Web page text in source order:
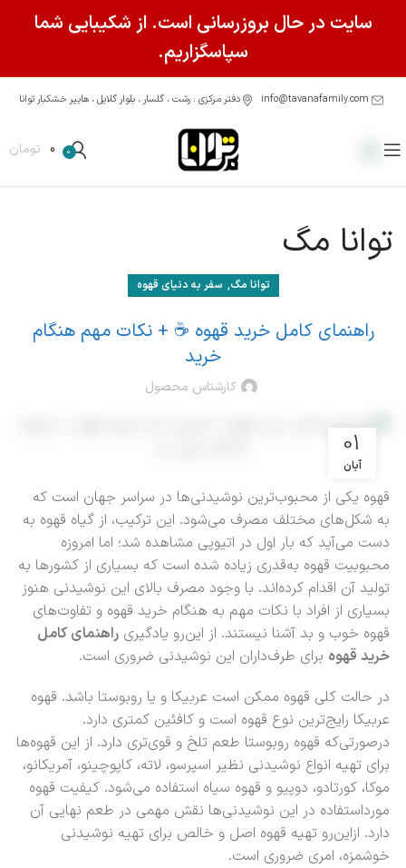
دفتر مرکزی : رشت ، گلسار ، بلوار گلایل ، هایپر خشکبار توانا
0
0 تومان
توانا مگ
توانا مگ, سفر به دنیای قهوه
راهنمای کامل خرید قهوه ☕ + نکات مهم هنگام
خرید
کارشناس محصول
01
آبان
قهوه یکی از محبوب‌ترین نوشیدنی‌ها در سراسر جهان است که
به شکل‌های مختلف مصرف می‌شود. این ترکیب، از گیاه قهوه به
دست می‌آید که بار اول در اتیوپی مشاهده شد؛ اما امروزه
محبوبیت قهوه به‌قدری زیاده شده است که بسیاری از کشورها به
تولید آن اقدام کرده‌اند. با وجود مصرف بالای این نوشیدنی هنوز
بسیاری از افراد با نکات مهم به هنگام خرید قهوه و تفاوت‌های
قهوه خوب و بد آشنا نیستند. از این‌رو یادگیری راهنمای کامل
خرید قهوه برای طرف‌داران این نوشیدنی ضروری است.
در حالت کلی قهوه ممکن است عربیکا و یا روبوستا باشد. قهوه
عربیکا رایج‌ترین نوع قهوه است و کافئین کمتری دارد.
درصورتی‌که قهوه روبوستا طعم تلخ و قوی‌تری دارد. از این قهوه‌ها
برای تهیه انواع نوشیدنی نظیر اسپرسو، لاته، کاپوچینو، آمریکانو،
موکا، کورتادو، دوپیو و قهوه سیاه استفاده می‌شود. کیفیت قهوه
مورداستفاده در این نوشیدنی‌ها نقش مهمی در طعم نهایی آن
دارد. ازاین‌رو تهیه قهوه اصل و خالص برای تهیه نوشیدنی
خوشمزه، امری ضروری است.
سایت در حال بروزرسانی است. از شکیبایی شما
سپاسگزاریم.